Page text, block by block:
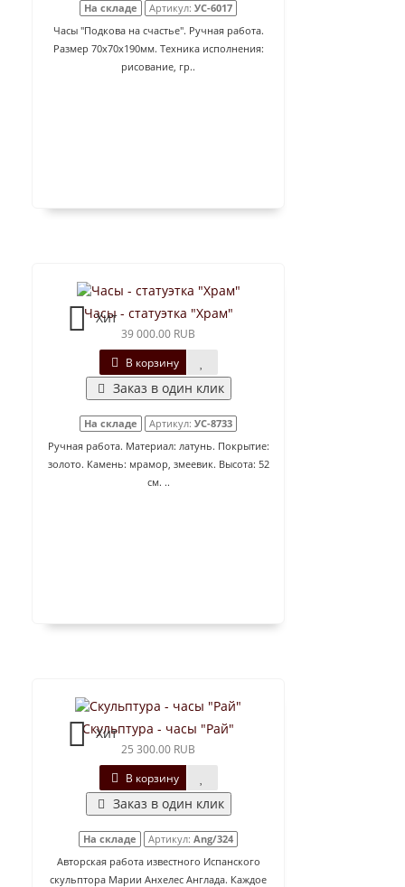
На складе Артикул: УС-6017
Часы "Подкова на счастье". Ручная работа.
Размер 70x70x190мм. Техника исполнения:
рисование, гр..
Хит
Часы - статуэтка "Храм"
39 000.00 RUB
В корзину
Заказ в один клик
На складе Артикул: УС-8733
Ручная работа. Материал: латунь. Покрытие:
золото. Камень: мрамор, змеевик. Высота: 52
см. ..
Хит
Скульптура - часы "Рай"
25 300.00 RUB
В корзину
Заказ в один клик
На складе Артикул: Ang/324
Авторская работа известного Испанского
скульптора Марии Анхелес Англада. Каждое